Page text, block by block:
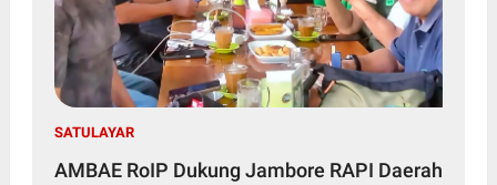
SATULAYAR
AMBAE RoIP Dukung Jambore RAPI Daerah